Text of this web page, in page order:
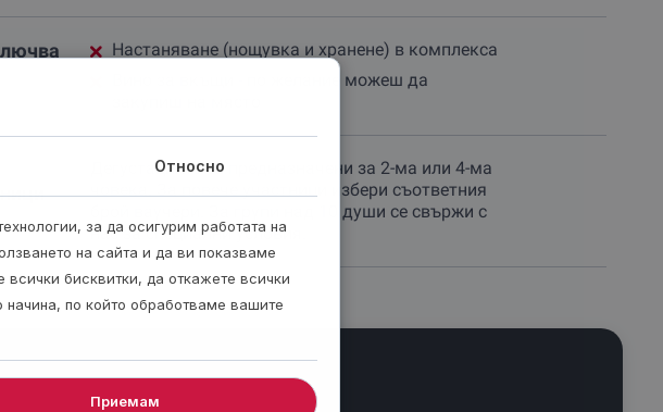
Настаняване (нощувка и хранене) в комплекса
Вино за вкъщи - по желание можеш да
Дегустациите са предназначени за 2-ма или 4-ма
човека. За повече участници избери съответния
брой ваучери. За групи над 10 души се свържи с
нас за специални условия.
Относно
за да осигурим работата на
на сайта и да ви показваме
бисквитки, да откажете всички
начина, по който обработваме вашите
Приемам